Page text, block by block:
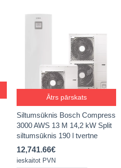
Ātrs pārskats
Siltumsūknis Bosch Compress
3000 AWS 13 M 14,2 kW Split
siltumsūknis 190 l tvertne
12,741.66€
ieskaitot PVN